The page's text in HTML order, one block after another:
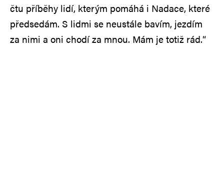
čtu příběhy lidí, kterým pomáhá i Nadace, které
předsedám. S lidmi se neustále bavím, jezdím
za nimi a oni chodí za mnou. Mám je totiž rád.“